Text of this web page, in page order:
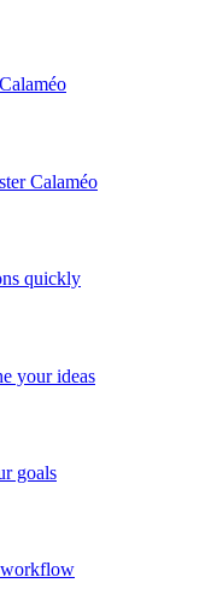
Calaméo
quickly
your ideas
goals
workflow